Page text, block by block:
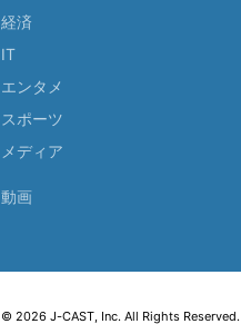
経済
IT
エンタメ
スポーツ
メディア
動画
© 2026 J-CAST, Inc. All Rights Reserved.